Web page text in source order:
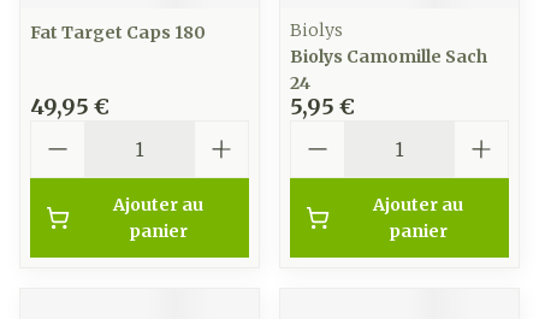
Fat Target Caps 180
49,95 €
Ajouter au
panier
Biolys
Biolys Camomille Sach
24
5,95 €
Ajouter au
panier